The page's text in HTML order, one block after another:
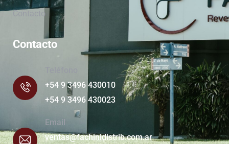
Contacto
Contacto
+54 9 3496 430010
+54 9 3496 430023
Email
ventas@fachinidistrib.com.ar